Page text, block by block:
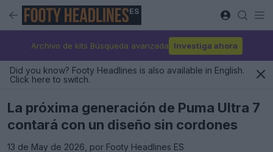
ES
Archivo de kits Búsqueda avanzada Investiga ahora
Did you know? Footy Headlines is also available in English.
Click here to switch.
La próxima generación de Puma Ultra 7
contará con un diseño sin cordones
13 de May de 2026, por Footy Headlines ES